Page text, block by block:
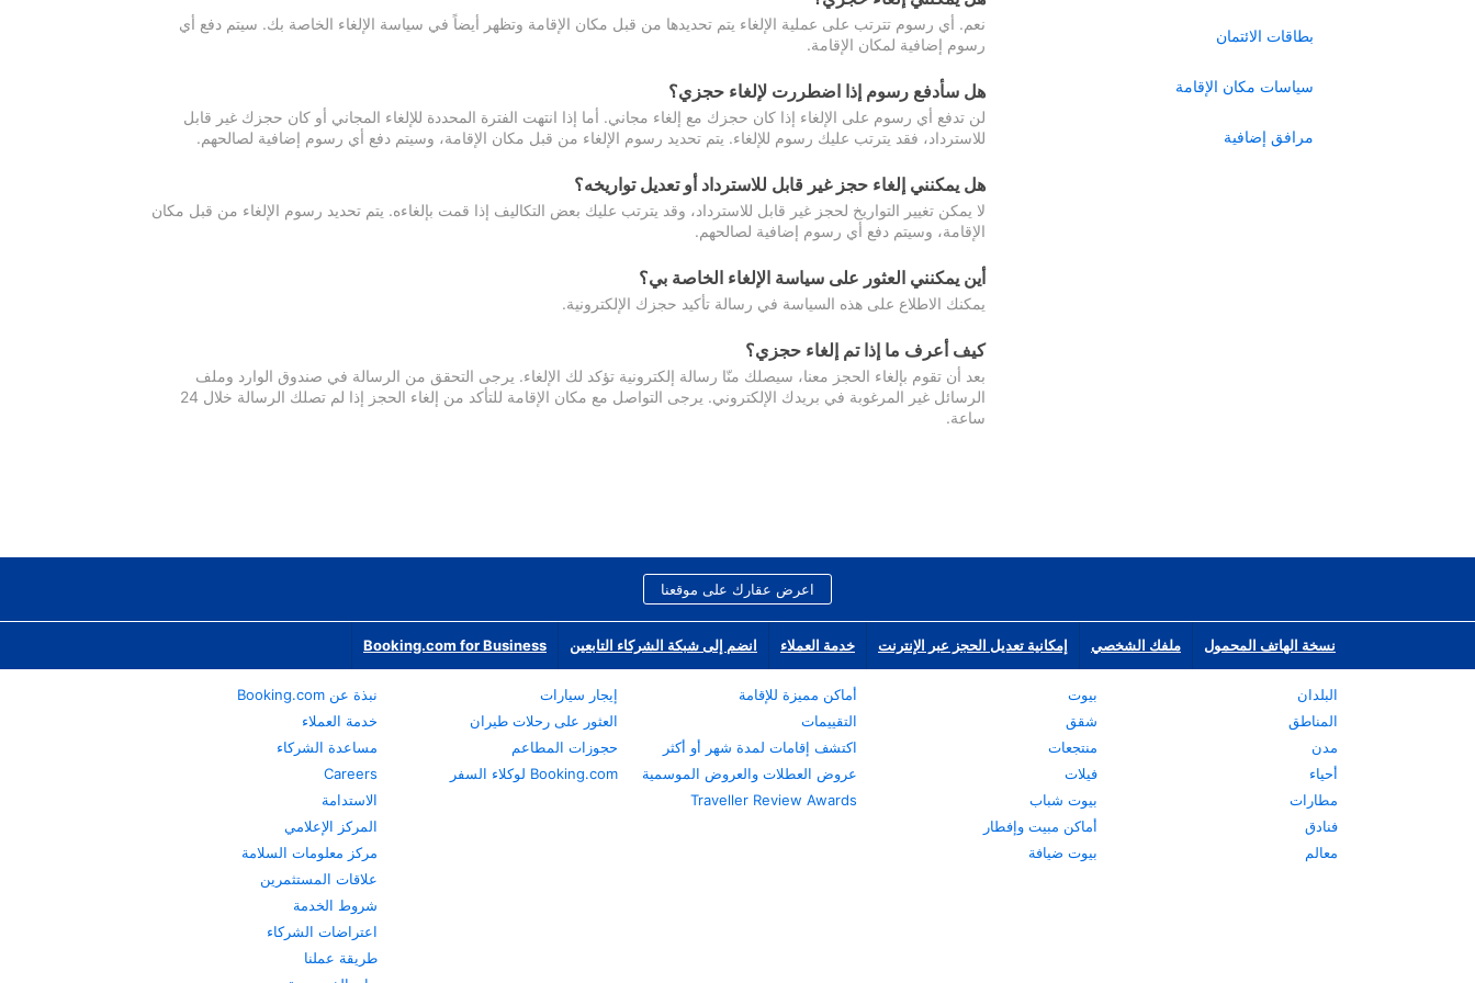
بطاقات الائتمان
سياسات مكان الإقامة
مرافق إضافية
نعم. أي رسوم تترتب على عملية الإلغاء يتم تحديدها من قبل مكان الإقامة وتظهر أيضاً في سياسة الإلغاء الخاصة بك. سيتم دفع أي
رسوم إضافية لمكان الإقامة.
هل سأدفع رسوم إذا اضطررت لإلغاء حجزي؟
لن تدفع أي رسوم على الإلغاء إذا كان حجزك مع إلغاء مجاني. أما إذا انتهت الفترة المحددة للإلغاء المجاني أو كان حجزك غير قابل
للاسترداد، فقد يترتب عليك رسوم للإلغاء. يتم تحديد رسوم الإلغاء من قبل مكان الإقامة، وسيتم دفع أي رسوم إضافية لصالحهم.
هل يمكنني إلغاء حجز غير قابل للاسترداد أو تعديل تواريخه؟
لا يمكن تغيير التواريخ لحجز غير قابل للاسترداد، وقد يترتب عليك بعض التكاليف إذا قمت بإلغاءه. يتم تحديد رسوم الإلغاء من قبل مكان
الإقامة، وسيتم دفع أي رسوم إضافية لصالحهم.
أين يمكنني العثور على سياسة الإلغاء الخاصة بي؟
يمكنك الاطلاع على هذه السياسة في رسالة تأكيد حجزك الإلكترونية.
كيف أعرف ما إذا تم إلغاء حجزي؟
بعد أن تقوم بإلغاء الحجز معنا، سيصلك منّا رسالة إلكترونية تؤكد لك الإلغاء. يرجى التحقق من الرسالة في صندوق الوارد وملف
الرسائل غير المرغوبة في بريدك الإلكتروني. يرجى التواصل مع مكان الإقامة للتأكد من إلغاء الحجز إذا لم تصلك الرسالة خلال 24
ساعة.
اعرض عقارك على موقعنا
نسخة الهاتف المحمول ملفك الشخصي إمكانية تعديل الحجز عبر الإنترنت خدمة العملاء انضم إلى شبكة الشركاء التابعين Booking.com for Business
البلدان
المناطق
مدن
أحياء
مطارات
فنادق
معالم
بيوت
شقق
منتجعات
فيلات
بيوت شباب
أماكن مبيت وإفطار
بيوت ضيافة
أماكن مميزة للإقامة
التقييمات
اكتشف إقامات لمدة شهر أو أكثر
عروض العطلات والعروض الموسمية
Traveller Review Awards
إيجار سيارات
العثور على رحلات طيران
حجوزات المطاعم
Booking.com لوكلاء السفر
نبذة عن Booking.com
خدمة العملاء
مساعدة الشركاء
Careers
الاستدامة
المركز الإعلامي
مركز معلومات السلامة
علاقات المستثمرين
شروط الخدمة
اعتراضات الشركاء
طريقة عملنا